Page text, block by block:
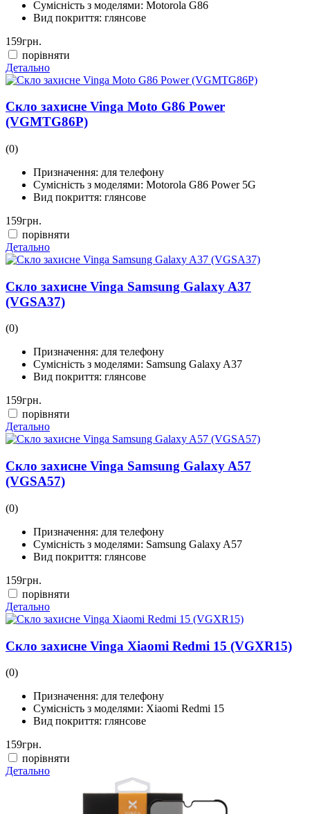
Сумісність з моделями: Motorola G86
Вид покриття: глянсове
159грн.
порівняти
Детально
Скло захисне Vinga Moto G86 Power
(VGMTG86P)
(0)
Призначення: для телефону
Сумісність з моделями: Motorola G86 Power 5G
Вид покриття: глянсове
159грн.
порівняти
Детально
Скло захисне Vinga Samsung Galaxy A37
(VGSA37)
(0)
Призначення: для телефону
Сумісність з моделями: Samsung Galaxy A37
Вид покриття: глянсове
159грн.
порівняти
Детально
Скло захисне Vinga Samsung Galaxy A57
(VGSA57)
(0)
Призначення: для телефону
Сумісність з моделями: Samsung Galaxy A57
Вид покриття: глянсове
159грн.
порівняти
Детально
Скло захисне Vinga Xiaomi Redmi 15 (VGXR15)
(0)
Призначення: для телефону
Сумісність з моделями: Xiaomi Redmi 15
Вид покриття: глянсове
159грн.
порівняти
Детально